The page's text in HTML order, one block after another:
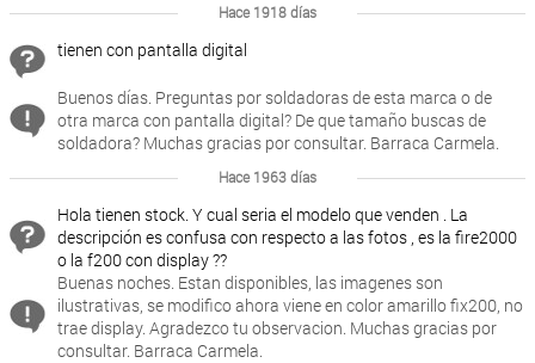
Hace 1918 días
tienen con pantalla digital
Buenos días. Preguntas por soldadoras de esta marca o de
otra marca con pantalla digital? De que tamaño buscas de
soldadora? Muchas gracias por consultar. Barraca Carmela.
Hace 1963 días
Hola tienen stock. Y cual seria el modelo que venden . La
descripción es confusa con respecto a las fotos , es la fire2000
o la f200 con display ??
Buenas noches. Estan disponibles, las imagenes son
ilustrativas, se modifico ahora viene en color amarillo fix200, no
trae display. Agradezco tu observacion. Muchas gracias por
consultar. Barraca Carmela.